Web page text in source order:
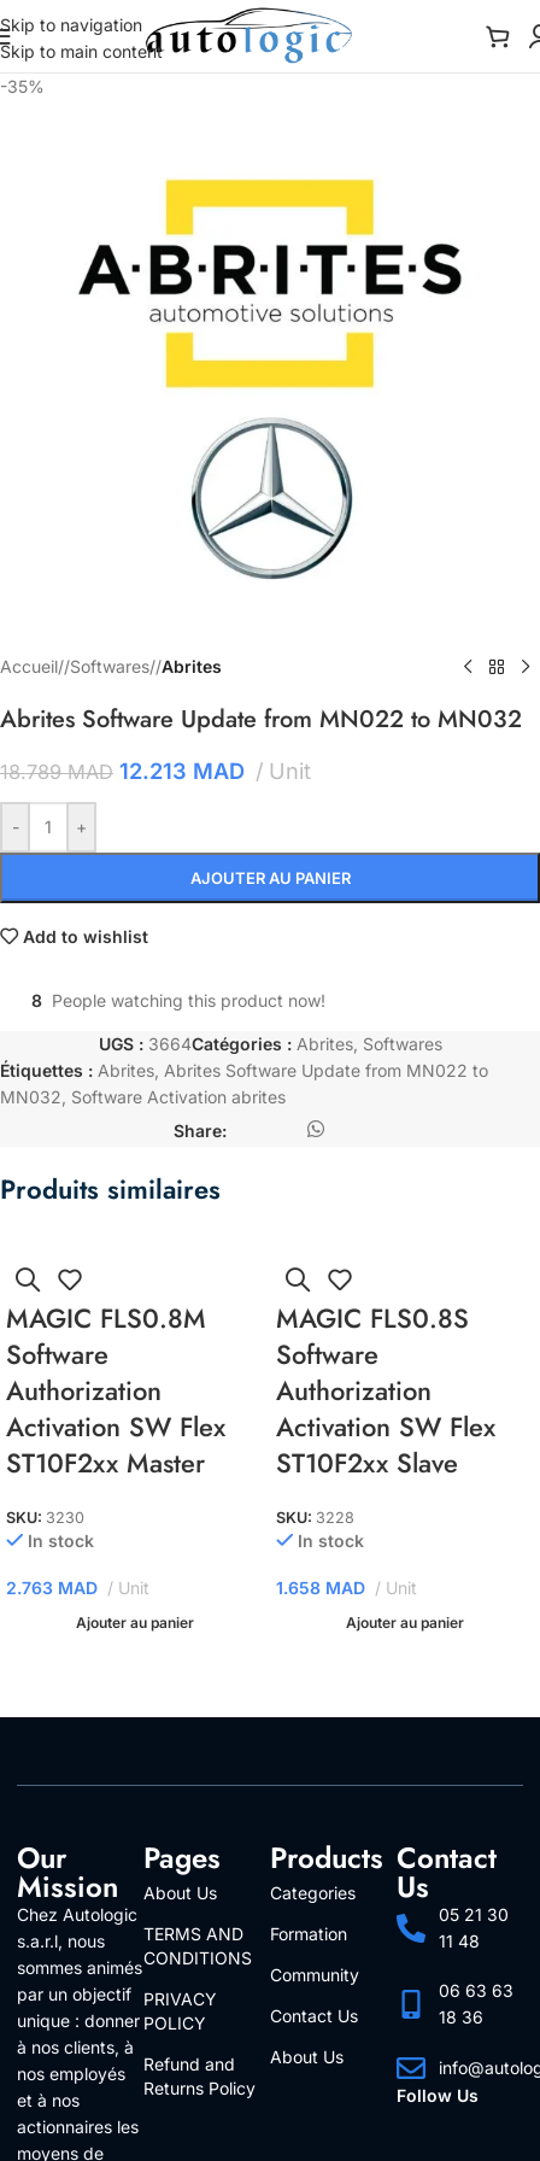
Skip to navigation
Skip to main content
-35%
Accueil/ Softwares/ Abrites
Abrites Software Update from MN022 to MN032
18.789MAD 12.213 MAD Unit
- +
AJOUTER AU PANIER
Add to wishlist
8 People watching this product now!
UGS : 3664Catégories : Abrites, Softwares
Étiquettes : Abrites Abrites Software Update from MN022 to
MN032 Software Activation abrites
Share:
Produits similaires
MAGIC FLS0.8M
Software
Authorization
Activation SW Flex
ST10F2xx Master
SKU: 3230
In stock
2.763 MAD Unit
Ajouter au panier
MAGIC FLS0.8S
Software
Authorization
Activation SW Flex
ST10F2xx Slave
SKU: 3228
In stock
1.658 MAD Unit
Ajouter au panier
Our
Mission
Chez Autologic
s.a.r.l, nous
sommes animés
par un objectif
unique : donner
à nos clients, à
nos employés
et à nos
actionnaires les
moyens de
Pages
About Us
TERMS AND
CONDITIONS
PRIVACY
POLICY
Refund and
Returns Policy
Products
Categories
Formation
Community
Contact Us
About Us
Contact
Us
05 21 30
11 48
06 63 63
18 36
Follow Us